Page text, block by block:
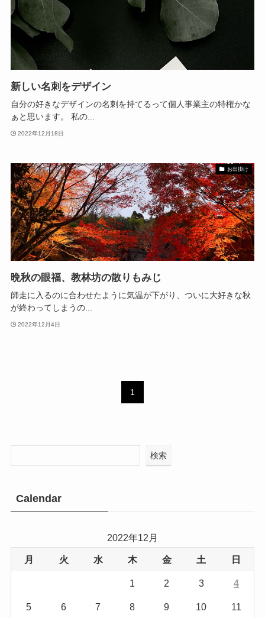
新しい名刺をデザイン
自分の好きなデザインの名刺を持てるって個人事業主の特権かな
ぁと思います。 私の...
2022年12月18日
お出掛け
晩秋の眼福、教林坊の散りもみじ
師走に入るのに合わせたように気温が下がり、ついに大好きな秋
が終わってしまうの...
2022年12月4日
1
検索
Calendar
2022年12月
月 火 水 木 金 土 日
1 2 3 4
5 6 7 8 9 10 11